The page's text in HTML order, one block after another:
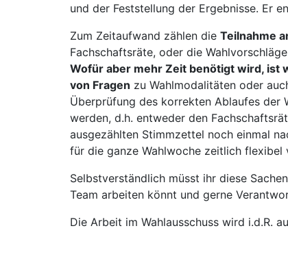
und der Feststellung der Ergebnisse. Er
Zum Zeitaufwand zählen die Teilnahme
Fachschaftsräte, oder die
Wofür aber mehr Zeit benötigt wird, ist
von Fragen zu Wahlmodalitäten oder
Überprüfung des korrekten Ablaufes der
werden, d.h. entweder den
ausgezählten Stimmzettel noch einmal
für die ganze Wahlwoche zeitlich flexibel
Selbstverständlich müsst ihr diese
Team arbeiten könnt und gerne
Die Arbeit im Wahlausschuss wird i.d.R.